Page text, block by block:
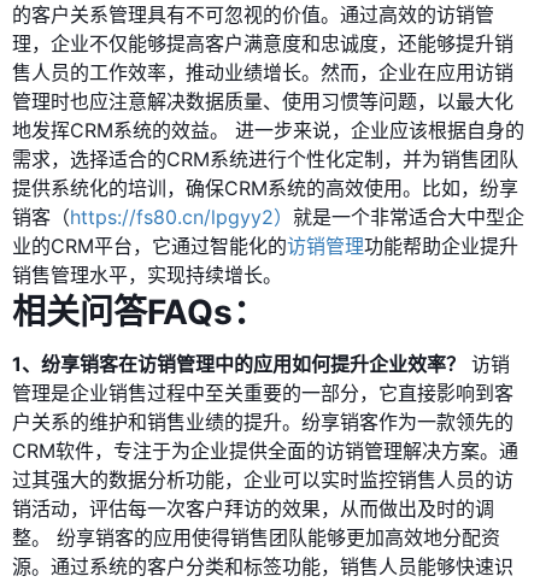
的客户关系管理具有不可忽视的价值。通过高效的访销管
理，企业不仅能够提高客户满意度和忠诚度，还能够提升销
售人员的工作效率，推动业绩增长。然而，企业在应用访销
管理时也应注意解决数据质量、使用习惯等问题，以最大化
地发挥CRM系统的效益。 进一步来说，企业应该根据自身的
需求，选择适合的CRM系统进行个性化定制，并为销售团队
提供系统化的培训，确保CRM系统的高效使用。比如，纷享
销客（https://fs80.cn/lpgyy2） 就是一个非常适合大中型企
业的CRM平台，它通过智能化的访销管理功能帮助企业提升
销售管理水平，实现持续增长。
相关问答FAQs：
1、纷享销客在访销管理中的应用如何提升企业效率？
访销
管理是企业销售过程中至关重要的一部分，它直接影响到客
户关系的维护和销售业绩的提升。纷享销客作为一款领先的
CRM软件，专注于为企业提供全面的访销管理解决方案。通
过其强大的数据分析功能，企业可以实时监控销售人员的访
销活动，评估每一次客户拜访的效果，从而做出及时的调
整。 纷享销客的应用使得销售团队能够更加高效地分配资
源。通过系统的客户分类和标签功能，销售人员能够快速识